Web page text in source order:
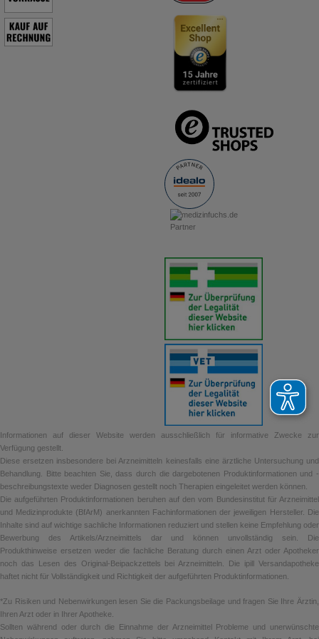
Informationen auf dieser Website werden ausschließlich für informative Zwecke zur
Verfügung gestellt.
Diese ersetzen insbesondere bei Arzneimitteln keinesfalls eine ärztliche Untersuchung und
Behandlung. Bitte beachten Sie, dass durch die dargebotenen Produktinformationen und -
beschreibungstexte weder Diagnosen gestellt noch Therapien eingeleitet werden können.
Die aufgeführten Produktinformationen beruhen auf den vom Bundesinstitut für Arzneimittel
und Medizinprodukte (BfArM) anerkannten Fachinformationen der jeweiligen Hersteller. Die
Inhalte sind auf wichtige sachliche Informationen reduziert und stellen keine Empfehlung oder
Bewerbung des Artikels/Arzneimittels dar und können unvollständig sein. Die
Produkthinweise ersetzen weder die fachliche Beratung durch einen Arzt oder Apotheker
noch das Lesen des Original-Beipackzettels bei Arzneimitteln. Die ipill Versandapotheke
haftet nicht für Vollständigkeit und Richtigkeit der aufgeführten Produktinformationen.
*Zu Risiken und Nebenwirkungen lesen Sie die Packungsbeilage und fragen Sie Ihre Ärztin,
Ihren Arzt oder in Ihrer Apotheke.
Sollten während oder durch die Einnahme der Arzneimittel Probleme und unerwünschte